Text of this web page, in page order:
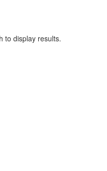
to display results.